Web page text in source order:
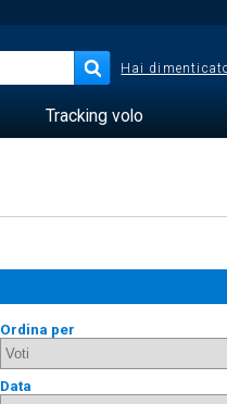
Hai
Tracking volo
Ordina per
Data